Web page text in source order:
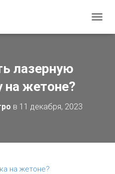
Е
лазерную
на жетоне?
в 11 декабря, 2023
на жетоне?